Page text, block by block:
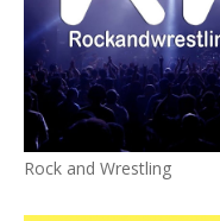
Rock and Wrestling